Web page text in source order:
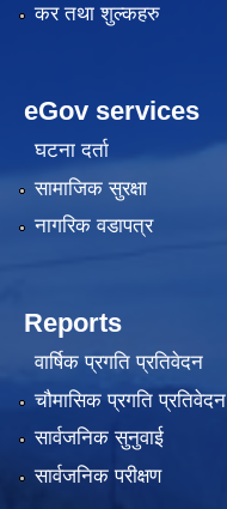
कर तथा शुल्कहरु
eGov services
घटना दर्ता
सामाजिक सुरक्षा
नागरिक वडापत्र
Reports
वार्षिक प्रगति प्रतिवेदन
चौमासिक प्रगति प्रतिवेदन
सार्वजनिक सुनुवाई
सार्वजनिक परीक्षण